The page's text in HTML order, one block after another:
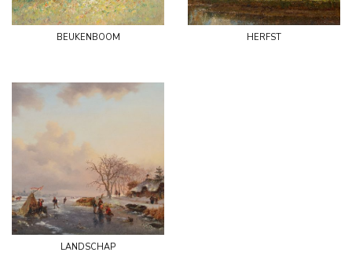
beukenboom herfst
landschap